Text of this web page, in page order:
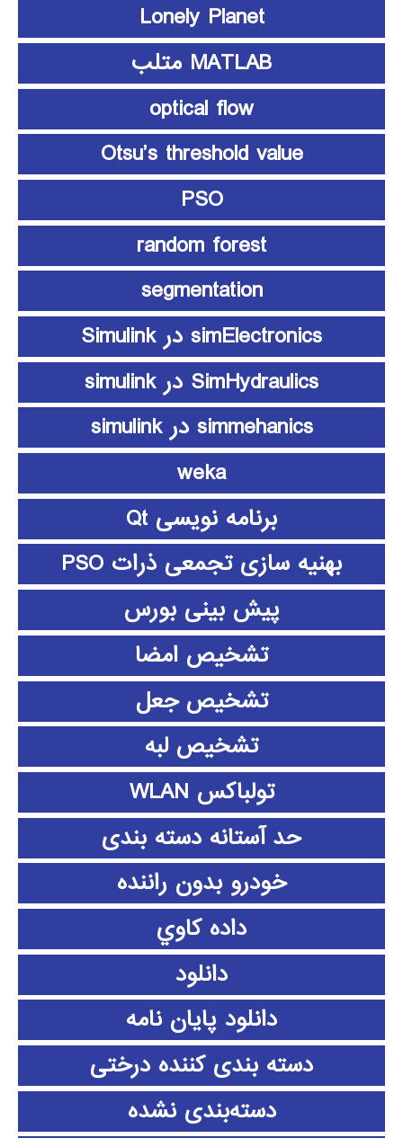
Lonely Planet
MATLAB متلب
optical flow
Otsu’s threshold value
PSO
random forest
segmentation
simElectronics در Simulink
SimHydraulics در simulink
simmehanics در simulink
weka
برنامه نویسی Qt
بهنیه سازی تجمعی ذرات PSO
پیش بینی بورس
تشخیص امضا
تشخیص جعل
تشخیص لبه
تولباکس WLAN
حد آستانه دسته بندی
خودرو بدون راننده
داده كاوي
دانلود
دانلود پايان نامه
دسته بندی کننده درختی
دسته‌بندی نشده